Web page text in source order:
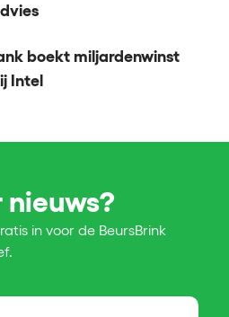
boekt miljardenwinst
Intel
nieuws?
in voor de BeursBrink